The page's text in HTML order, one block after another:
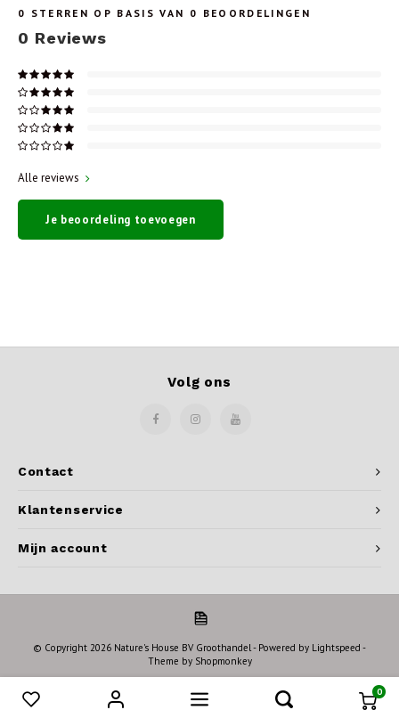
0
0 STERREN OP BASIS VAN 0 BEOORDELINGEN
0 Reviews
Alle reviews
Je beoordeling toevoegen
Contact
Volg ons
Klantenservice
Mijn account
© Copyright 2026 Nature's House BV Groothandel - Powered by Lightspeed -
Theme by Shopmonkey
Vergelijk producten 0